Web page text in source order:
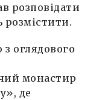
розповідати
розмістити.
оглядового
монастир
де